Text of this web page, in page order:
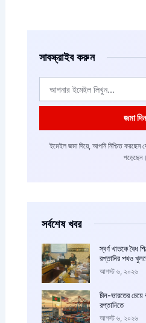
সাবস্ক্রাইব করুন
জমা
ইমেইল জমা দিয়ে, আপনি নিশ্চিত করছেন
পড়েছেন।
সর্বশেষ খবর
স্বর্ণ খাতকে বৈধ
রপ্তানির পথও
আগস্ট ৬, ২০২৬
চীন-ভারতের
রপ্তানিতে
আগস্ট ৬, ২০২৬